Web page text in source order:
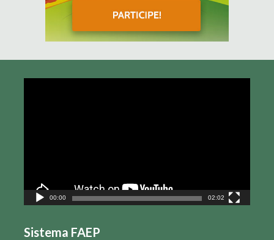
00:00 02:02
Sistema FAEP